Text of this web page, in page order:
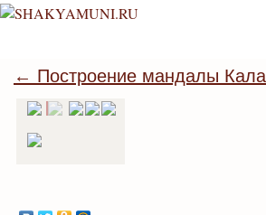
← Построение мандалы